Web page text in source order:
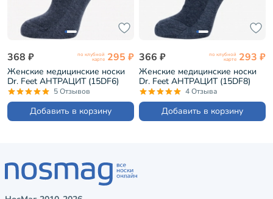
368 ₽ по клубной
карте 295 ₽
Женские медицинские носки
Dr. Feet АНТРАЦИТ (15DF6)
5 Отзывов
Добавить в корзину
366 ₽ по клубной
карте 293 ₽
Женские медицинские носки
Dr. Feet АНТРАЦИТ (15DF8)
4 Отзыва
Добавить в корзину